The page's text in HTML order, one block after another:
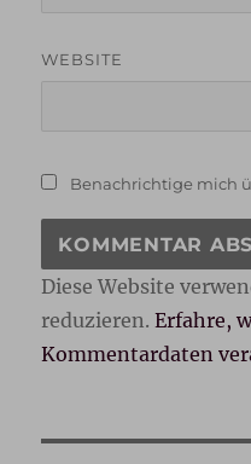
WEBSITE
Benachrichtige mich
Diese Website
reduzieren.Erfahre,
Kommentardaten